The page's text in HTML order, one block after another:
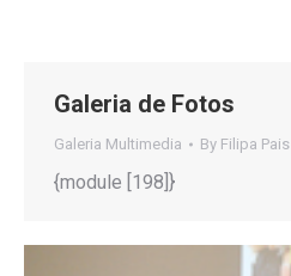
Galeria de Fotos
Galeria Multimedia By Filipa Pais
{module [198]}